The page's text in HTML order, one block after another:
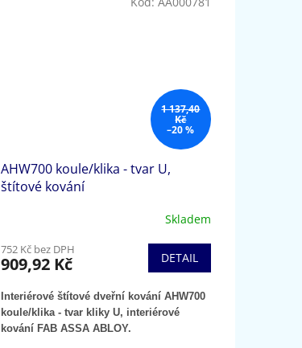
1 137,40
Kč
–20 %
AHW700 koule/klika - tvar U,
štítové kování
Skladem
752 Kč bez DPH
909,92 Kč DETAIL
Interiérové štítové dveřní kování AHW700
koule/klika - tvar kliky U, interiérové
kování FAB ASSA ABLOY.